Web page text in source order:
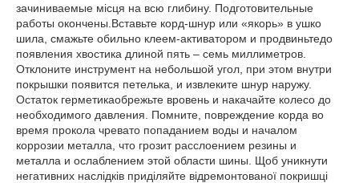
зачиниваемые місця на всю глибину. Подготовительные
работы окончены.Вставьте корд-шнур или «якорь» в ушко
шила, смажьте обильно клеем-активатором и продвиньтедо
появления хвостика длиной пять – семь миллиметров.
Отклоните инструмент на небольшой угол, при этом внутри
покрышки появится петелька, и извлеките шнур наружу.
Остаток герметикаобрежьте вровень и накачайте колесо до
необходимого давления. Помните, повреждение корда во
время прокола чревато попаданием воды и началом
коррозии металла, что грозит расслоением резины и
металла и ослаблением этой области шины. Щоб уникнути
негативних наслідків приділяйте відремонтованої покришці